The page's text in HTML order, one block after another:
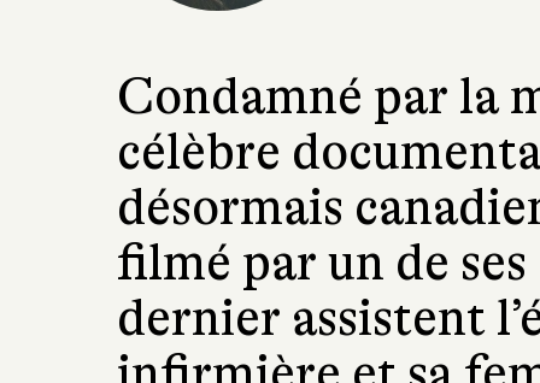
Condamné par la
célèbre
désormais
filmé par un de
dernier assistent